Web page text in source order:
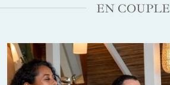
du lagonpendant que les parents
les après-midis ensoleillés.
l’aventure avec desbalades en
pédalo. Pour les plus curieux, une
EN COUPLE